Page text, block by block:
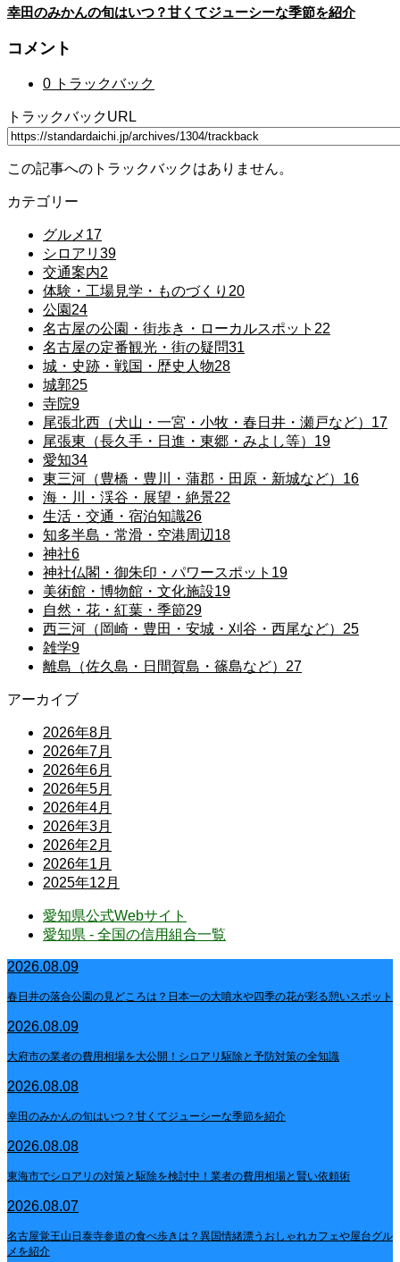
幸田のみかんの旬はいつ？甘くてジューシーな季節を紹介
コメント
0 トラックバック
トラックバックURL
この記事へのトラックバックはありません。
カテゴリー
グルメ 17
シロアリ 39
交通案内2
体験・工場見学・ものづくり 20
公園 24
名古屋の公園・街歩き・ローカルスポット 22
名古屋の定番観光・街の疑問31
城・史跡・戦国・歴史人物28
城郭25
寺院9
尾張北西（犬山・一宮・小牧・春日井・瀬戸など） 17
尾張東（長久手・日進・東郷・みよし等） 19
愛知34
東三河（豊橋・豊川・蒲郡・田原・新城など） 16
海・川・渓谷・展望・絶景22
生活・交通・宿泊知識26
知多半島・常滑・空港周辺 18
神社6
神社仏閣・御朱印・パワースポット 19
美術館・博物館・文化施設19
自然・花・紅葉・季節29
西三河（岡崎・豊田・安城・刈谷・西尾など） 25
雑学9
離島（佐久島・日間賀島・篠島など） 27
アーカイブ
2026年8月
2026年7月
2026年6月
2026年5月
2026年4月
2026年3月
2026年2月
2026年1月
2025年12月
愛知県公式Webサイト
愛知県 - 全国の信用組合一覧
2026.08.09
春日井の落合公園の見どころは？日本一の大噴水や四季の花が彩る憩いスポット
2026.08.09
大府市の業者の費用相場を大公開！シロアリ駆除と予防対策の全知識
2026.08.08
幸田のみかんの旬はいつ？甘くてジューシーな季節を紹介
2026.08.08
東海市でシロアリの対策と駆除を検討中！業者の費用相場と賢い依頼術
2026.08.07
名古屋覚王山日泰寺参道の食べ歩きは？異国情緒漂うおしゃれカフェや屋台グル
メを紹介